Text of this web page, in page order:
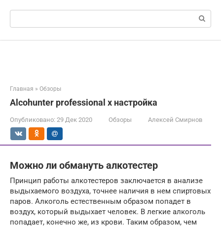
Поиск:
Главная » Обзоры
Alcohunter professional x настройка
Опубликовано: 29 Дек 2020 Обзоры Алексей Смирнов
Можно ли обмануть алкотестер
Принцип работы алкотестеров заключается в анализе
выдыхаемого воздуха, точнее наличия в нем спиртовых
паров. Алкоголь естественным образом попадет в
воздух, который выдыхает человек. В легкие алкоголь
попадает, конечно же, из крови. Таким образом, чем